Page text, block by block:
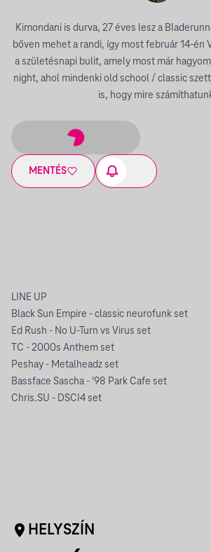
Kimondani is durva, 27 éves lesz a
bőven mehet a randi, így most február 14-én
a születésnapi bulit, amely most már
night, ahol mindenki old school / classic
is, hogy mire
MENTÉS
LINE UP
Black Sun Empire - classic neurofunk set
Ed Rush - No U-Turn vs Virus set
TC - 2000s Anthem set
Peshay - Metalheadz set
Bassface Sascha - '98 Park Cafe set
Chris.SU - DSCI4 set
HELYSZÍN